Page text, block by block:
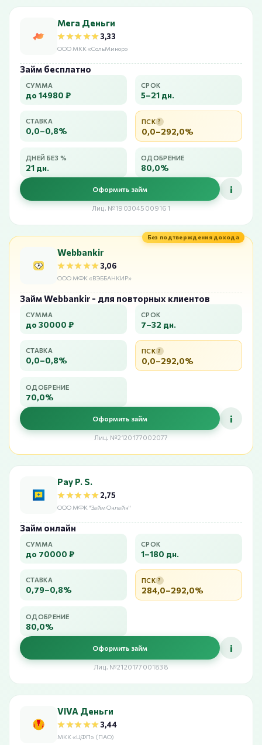
Мега Деньги
★★★★★
★★★★★3,33
ООО МКК «СольМинор»
Займ бесплатно
СУММА
до 14980 ₽
СРОК
5–21 дн.
СТАВКА
0,0–0,8%
ПСК ?
0,0–292,0%
ДНЕЙ БЕЗ %
21 дн.
ОДОБРЕНИЕ
80,0%
Оформить займ i
Лиц. №1903045009161
Без подтверждения дохода
Webbankir
★★★★★
★★★★★3,06
ООО МФК «ВЭББАНКИР»
Займ Webbankir - для повторных клиентов
СУММА
до 30000 ₽
СРОК
7–32 дн.
СТАВКА
0,0–0,8%
ПСК ?
0,0–292,0%
ОДОБРЕНИЕ
70,0%
Оформить займ i
Лиц. №2120177002077
Pay P. S.
★★★★★
★★★★★2,75
ООО МФК "Займ Онлайн"
Займ онлайн
СУММА
до 70000 ₽
СРОК
1–180 дн.
СТАВКА
0,79–0,8%
ПСК ?
284,0–292,0%
ОДОБРЕНИЕ
80,0%
Оформить займ i
Лиц. №2120177001838
VIVA Деньги
★★★★★
★★★★★3,44
МКК «ЦФП» (ПАО)